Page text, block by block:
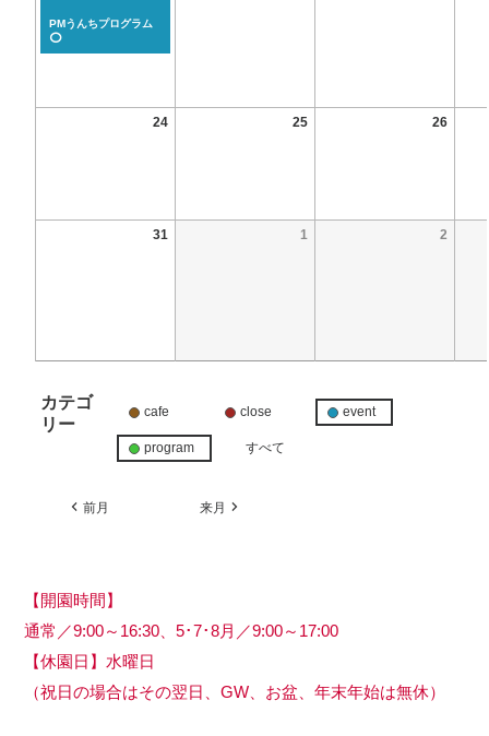
PMうんちプログラム
⭕
24 25 26
31 1 2
カテゴ
リー
cafe close event
program すべて
前月 来月
【開園時間】
通常／9:00～16:30、5･7･8月／9:00～17:00
【休園日】水曜日
（祝日の場合はその翌日、GW、お盆、年末年始は無休）